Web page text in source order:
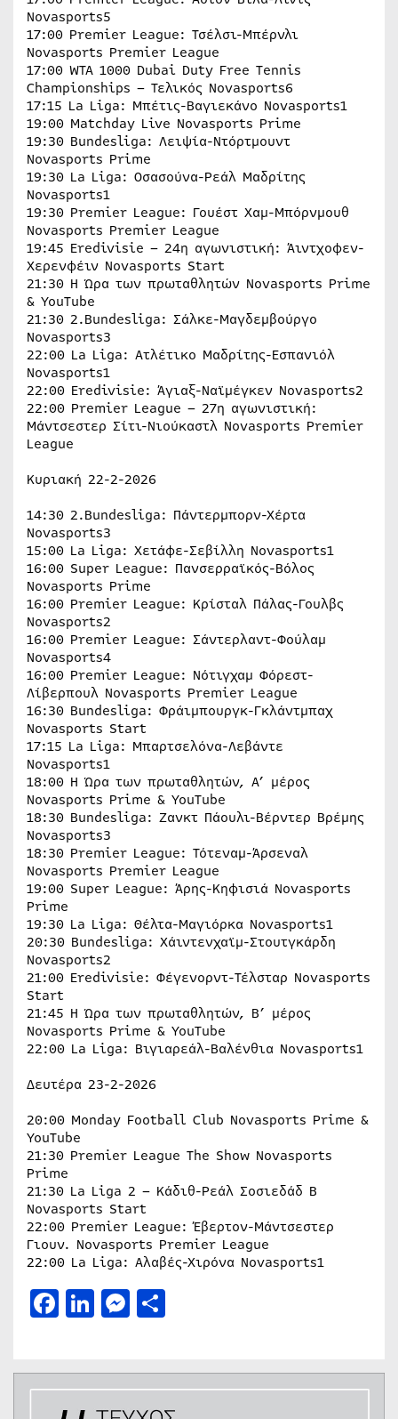
Novasports5
17:00 Premier League: Τσέλσι-Μπέρνλι
Novasports Premier League
17:00 WTA 1000 Dubai Duty Free Tennis
Championships – Τελικός Novasports6
17:15 La Liga: Μπέτις-Βαγιεκάνο Novasports1
19:00 Matchday Live Novasports Prime
19:30 Bundesliga: Λειψία-Ντόρτμουντ
Novasports Prime
19:30 La Liga: Οσασούνα-Ρεάλ Μαδρίτης
Novasports1
19:30 Premier League: Γουέστ Χαμ-Μπόρνμουθ
Novasports Premier League
19:45 Eredivisie – 24η αγωνιστική: Άιντχοφεν-
Χερενφέιν Novasports Start
21:30 H Ώρα των πρωταθλητών Novasports Prime
& YouTube
21:30 2.Bundesliga: Σάλκε-Μαγδεμβούργο
Novasports3
22:00 La Liga: Ατλέτικο Μαδρίτης-Εσπανιόλ
Novasports1
22:00 Eredivisie: Άγιαξ-Ναϊμέγκεν Novasports2
22:00 Premier League – 27η αγωνιστική:
Μάντσεστερ Σίτι-Νιούκαστλ Novasports Premier
League
Κυριακή 22-2-2026
14:30 2.Bundesliga: Πάντερμπορν-Χέρτα
Novasports3
15:00 La Liga: Χετάφε-Σεβίλλη Novasports1
16:00 Super League: Πανσερραϊκός-Βόλος
Novasports Prime
16:00 Premier League: Κρίσταλ Πάλας-Γουλβς
Novasports2
16:00 Premier League: Σάντερλαντ-Φούλαμ
Novasports4
16:00 Premier League: Νότιγχαμ Φόρεστ-
Λίβερπουλ Novasports Premier League
16:30 Bundesliga: Φράιμπουργκ-Γκλάντμπαχ
Novasports Start
17:15 La Liga: Μπαρτσελόνα-Λεβάντε
Novasports1
18:00 H Ώρα των πρωταθλητών, Α’ μέρος
Novasports Prime & YouTube
18:30 Bundesliga: Ζανκτ Πάουλι-Βέρντερ Βρέμης
Novasports3
18:30 Premier League: Τότεναμ-Άρσεναλ
Novasports Premier League
19:00 Super League: Άρης-Κηφισιά Novasports
Prime
19:30 La Liga: Θέλτα-Μαγιόρκα Novasports1
20:30 Bundesliga: Χάιντενχαϊμ-Στουτγκάρδη
Novasports2
21:00 Eredivisie: Φέγενορντ-Τέλσταρ Novasports
Start
21:45 H Ώρα των πρωταθλητών, B’ μέρος
Novasports Prime & YouTube
22:00 La Liga: Βιγιαρεάλ-Βαλένθια Novasports1
Δευτέρα 23-2-2026
20:00 Monday Football Club Novasports Prime &
YouTube
21:30 Premier League The Show Novasports
Prime
21:30 La Liga 2 – Κάδιθ-Ρεάλ Σοσιεδάδ Β
Novasports Start
22:00 Premier League: Έβερτον-Μάντσεστερ
Γιουν. Novasports Premier League
22:00 La Liga: Αλαβές-Χιρόνα Novasports1
Facebook
LinkedIn
Messenger